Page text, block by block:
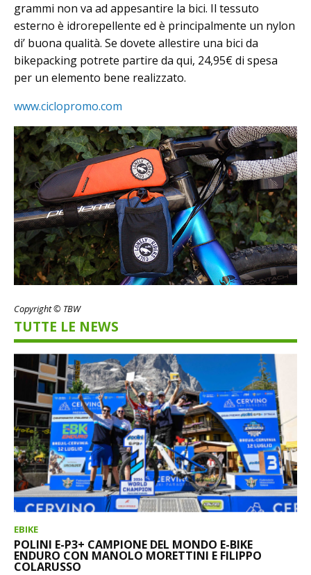
grammi non va ad appesantire la bici. Il tessuto
esterno è idrorepellente ed è principalmente un nylon
di’ buona qualità. Se dovete allestire una bici da
bikepacking potrete partire da qui, 24,95€ di spesa
per un elemento bene realizzato.
www.ciclopromo.com
Copyright © TBW
TUTTE LE NEWS
EBIKE
POLINI E-P3+ CAMPIONE DEL MONDO E-BIKE
ENDURO CON MANOLO MORETTINI E FILIPPO
COLARUSSO